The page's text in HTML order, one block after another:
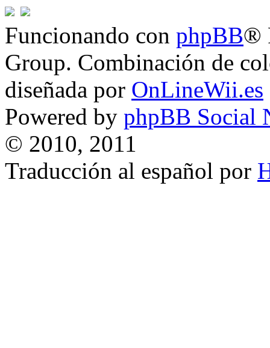
Funcionando con phpBB®
Group. Combinación de
diseñada por OnLineWii.es
Powered by phpBB Social
© 2010, 2011
Traducción al español por